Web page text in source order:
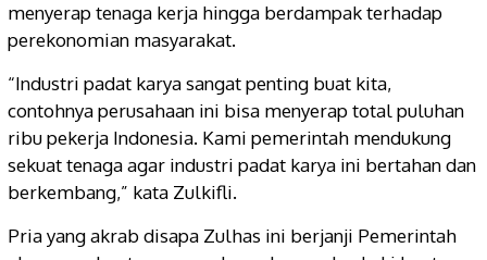
menyerap tenaga kerja hingga berdampak terhadap
perekonomian masyarakat.
“Industri padat karya sangat penting buat kita,
contohnya perusahaan ini bisa menyerap total puluhan
ribu pekerja Indonesia. Kami pemerintah mendukung
sekuat tenaga agar industri padat karya ini bertahan dan
berkembang,” kata Zulkifli.
Pria yang akrab disapa Zulhas ini berjanji Pemerintah